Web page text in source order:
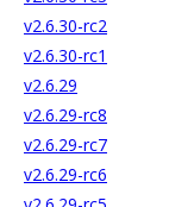
v2.6.30-rc2
v2.6.30-rc1
v2.6.29
v2.6.29-rc8
v2.6.29-rc7
v2.6.29-rc6